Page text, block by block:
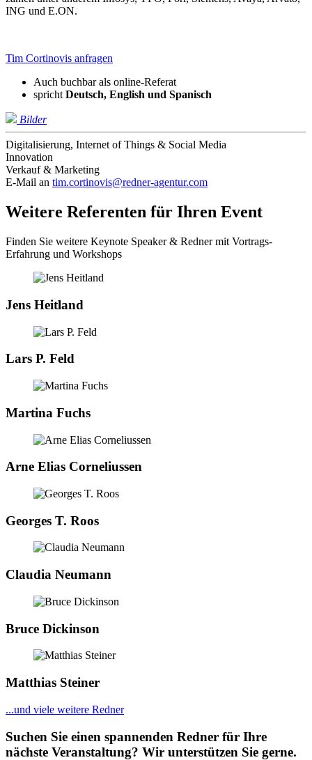
ING und E.ON.
Tim Cortinovis anfragen
Auch buchbar als online-Referat
sprichtDeutsch, English und Spanisch
Bilder
Digitalisierung, Internet of Things & Social Media
Innovation
Verkauf & Marketing
E-Mail an tim.cortinovis@redner-agentur.com
Weitere Referenten für Ihren Event
Finden Sie weitere Keynote Speaker & Redner mit Vortrags-
Erfahrung und Workshops
Jens Heitland
Lars P. Feld
Martina Fuchs
Arne Elias Corneliussen
Georges T. Roos
Claudia Neumann
Bruce Dickinson
Matthias Steiner
...und viele weitere Redner
Suchen Sie einen spannenden Redner für Ihre
nächste Veranstaltung? Wir unterstützen Sie gerne.